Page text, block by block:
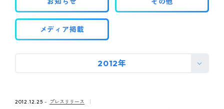
IR情報
採用情報
ピンマーク
メディア掲載
2012年
2012.12.25 プレスリリース